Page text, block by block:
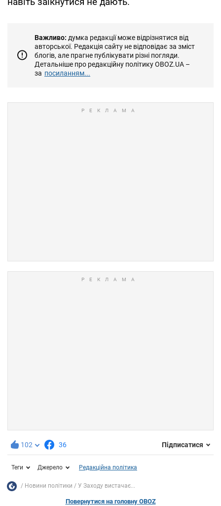
Важливо: думка редакції може відрізнятися від
авторської. Редакція сайту не відповідає за зміст
блогів, але прагне публікувати різні погляди.
Детальніше про редакційну політику OBOZ.UA –
за посиланням...
102 36 Підписатися
Теги Джерело Редакційна політика
Новини політики У Заходу вистачає...
Повернутися на головну OBOZ